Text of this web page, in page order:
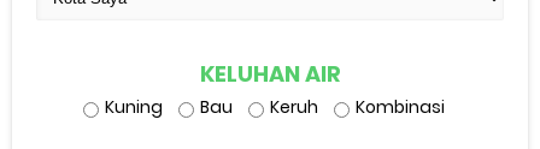
KELUHAN AIR
Kuning Bau Keruh Kombinasi